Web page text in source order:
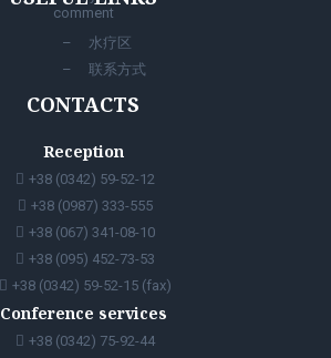
comment
水疗区
联系方式
CONTACTS
Reception
+38 (0342) 59-52-12
+38 (0987) 333-555
+38 (067) 341-08-10
+38 (095) 452-73-53
+38 (0342) 59-52-15 (fax)
Conference services
+38 (0342) 75-92-44